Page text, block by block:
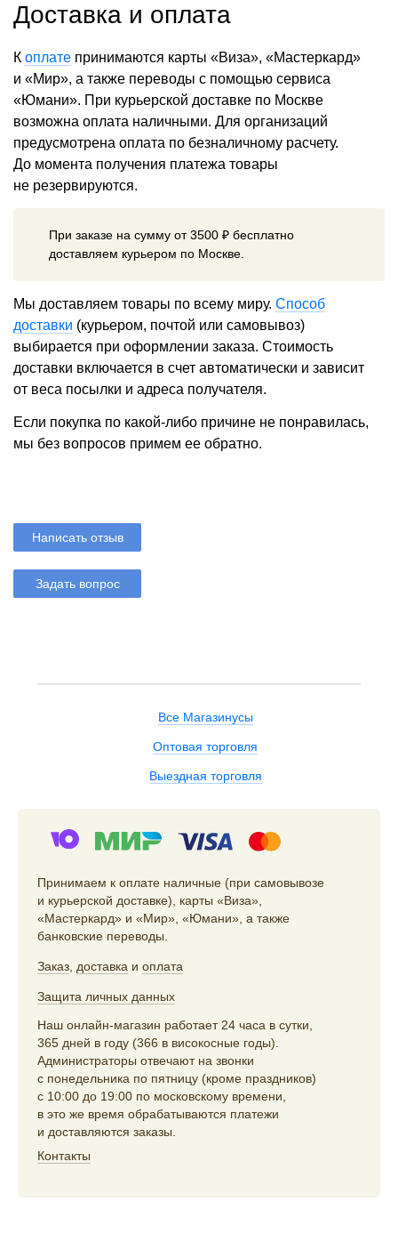
Доставка и оплата
К оплате принимаются карты «Виза», «Мастеркард»
и «Мир», а также переводы с помощью сервиса
«Юмани». При курьерской доставке по Москве
возможна оплата наличными. Для организаций
предусмотрена оплата по безналичному расчету.
До момента получения платежа товары
не резервируются.
При заказе на сумму от 3500 ₽ бесплатно
доставляем курьером по Москве.
Мы доставляем товары по всему миру. Способ
доставки (курьером, почтой или самовывоз)
выбирается при оформлении заказа. Стоимость
доставки включается в счет автоматически и зависит
от веса посылки и адреса получателя.
Если покупка по какой-либо причине не понравилась,
мы без вопросов примем ее обратно.
Написать отзыв
Задать вопрос
Все Магазинусы
Оптовая торговля
Выездная торговля
Принимаем к оплате наличные (при самовывозе
и курьерской доставке), карты «Виза»,
«Мастеркард» и «Мир», «Юмани», а также
банковские переводы.
Заказ, доставка и оплата
Защита личных данных
Наш онлайн-магазин работает 24 часа в сутки,
365 дней в году (366 в високосные годы).
Администраторы отвечают на звонки
с понедельника по пятницу (кроме праздников)
с 10:00 до 19:00 по московскому времени,
в это же время обрабатываются платежи
и доставляются заказы.
Контакты